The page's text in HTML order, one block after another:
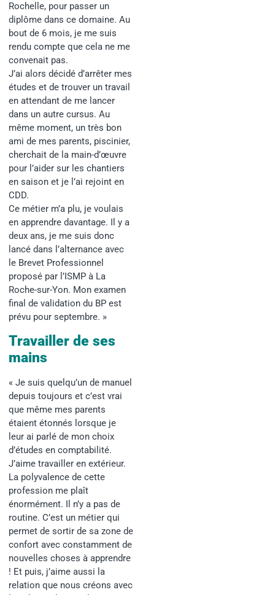
Rochelle, pour passer un
diplôme dans ce domaine. Au
bout de 6 mois, je me suis
rendu compte que cela ne me
convenait pas.
J’ai alors décidé d’arrêter mes
études et de trouver un travail
en attendant de me lancer
dans un autre cursus. Au
même moment, un très bon
ami de mes parents, piscinier,
cherchait de la main-d’œuvre
pour l’aider sur les chantiers
en saison et je l’ai rejoint en
CDD.
Ce métier m’a plu, je voulais
en apprendre davantage. Il y a
deux ans, je me suis donc
lancé dans l’alternance avec
le Brevet Professionnel
proposé par l’ISMP à La
Roche-sur-Yon. Mon examen
final de validation du BP est
prévu pour septembre. »
Travailler de ses
mains
« Je suis quelqu’un de manuel
depuis toujours et c’est vrai
que même mes parents
étaient étonnés lorsque je
leur ai parlé de mon choix
d’études en comptabilité.
J’aime travailler en extérieur.
La polyvalence de cette
profession me plaît
énormément. Il n’y a pas de
routine. C’est un métier qui
permet de sortir de sa zone de
confort avec constamment de
nouvelles choses à apprendre
! Et puis, j’aime aussi la
relation que nous créons avec